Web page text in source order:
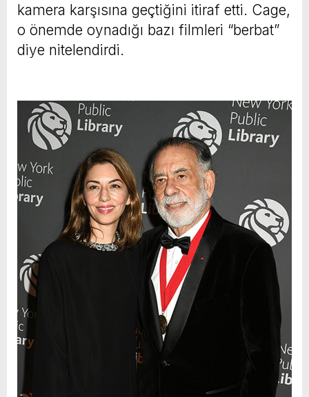
kamera karşısına geçtiğini itiraf etti. Cage,
o önemde oynadığı bazı filmleri “berbat”
diye nitelendirdi.